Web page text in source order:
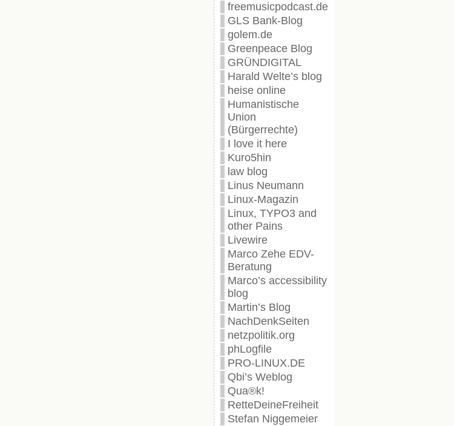
freemusicpodcast.de
GLS Bank-Blog
golem.de
Greenpeace Blog
GRÜNDIGITAL
Harald Welte’s blog
heise online
Humanistische
Union
(Bürgerrechte)
I love it here
Kuro5hin
law blog
Linus Neumann
Linux-Magazin
Linux, TYPO3 and
other Pains
Livewire
Marco Zehe EDV-
Beratung
Marco’s accessibility
blog
Martin’s Blog
NachDenkSeiten
netzpolitik.org
phLogfile
PRO-LINUX.DE
Qbi’s Weblog
Qua®k!
RetteDeineFreiheit
Stefan Niggemeier